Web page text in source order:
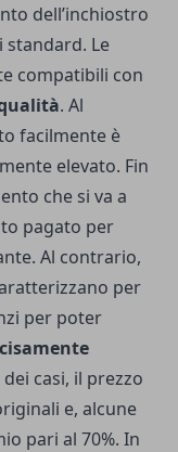
dell’inchiostro
standard. Le
compatibili con
. Al
facilmente è
elevato. Fin
che si va a
pagato per
Al contrario,
per
per poter
casi, il prezzo
e, alcune
pari al 70%. In